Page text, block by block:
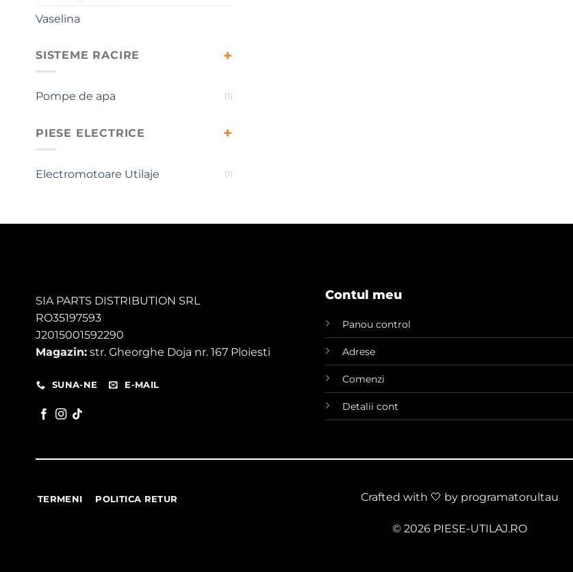
Vaselina
SISTEME RACIRE
Pompe de apa (1)
PIESE ELECTRICE
Electromotoare Utilaje (1)
SIA PARTS DISTRIBUTION SRL
RO35197593
J2015001592290
Magazin: str. Gheorghe Doja nr. 167 Ploiesti
SUNA-NE E-MAIL
Contul meu
Panou control
Adrese
Comenzi
Detalii cont
TERMENI POLITICA RETUR Crafted with 🤍 by programatorultau
© 2026 PIESE-UTILAJ.RO